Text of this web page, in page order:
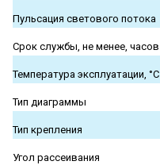
Пульсация светового потока
Срок службы, не менее, часов
Температура эксплуатации, °С
Тип диаграммы
Тип крепления
Угол рассеивания